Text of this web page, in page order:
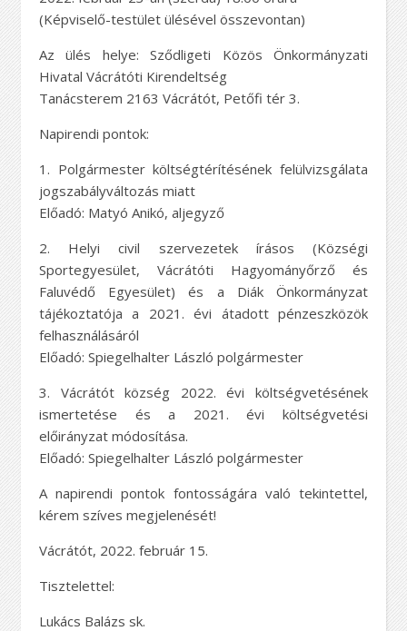
(Képviselő-testület ülésével összevontan)
Az ülés helye: Sződligeti Közös Önkormányzati
Hivatal Vácrátóti Kirendeltség
Tanácsterem 2163 Vácrátót, Petőfi tér 3.
Napirendi pontok:
1. Polgármester költségtérítésének felülvizsgálata
jogszabályváltozás miatt
Előadó: Matyó Anikó, aljegyző
2. Helyi civil szervezetek írásos (Községi
Sportegyesület, Vácrátóti Hagyományőrző és
Faluvédő Egyesület) és a Diák Önkormányzat
tájékoztatója a 2021. évi átadott pénzeszközök
felhasználásáról
Előadó: Spiegelhalter László polgármester
3. Vácrátót község 2022. évi költségvetésének
ismertetése és a 2021. évi költségvetési
előirányzat módosítása.
Előadó: Spiegelhalter László polgármester
A napirendi pontok fontosságára való tekintettel,
kérem szíves megjelenését!
Vácrátót, 2022. február 15.
Tisztelettel:
Lukács Balázs sk.